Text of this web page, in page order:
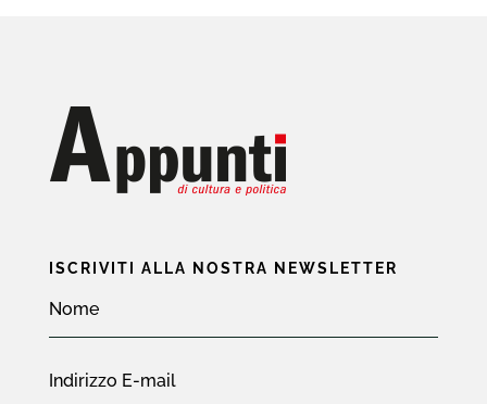
ISCRIVITI ALLA NOSTRA NEWSLETTER